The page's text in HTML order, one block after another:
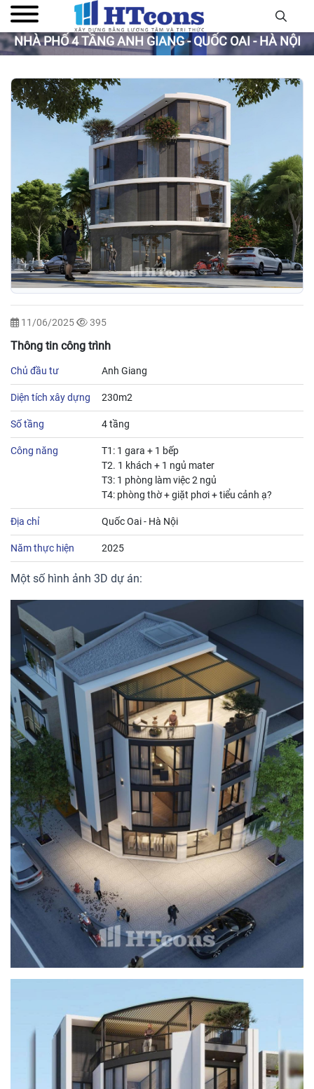
NHÀ PHỐ 4 TẦNG ANH GIANG - QUỐC OAI - HÀ NỘI
11/06/2025 395
Thông tin công trình
Chủ đầu tư Anh Giang
Diện tích xây dựng 230m2
Số tầng 4 tầng
Công năng
T1: 1 gara + 1 bếp
T2. 1 khách + 1 ngủ mater
T3: 1 phòng làm việc 2 ngủ
T4: phòng thờ + giặt phơi + tiểu cảnh ạ?
Địa chỉ Quốc Oai - Hà Nội
Năm thực hiện 2025
Một số hình ảnh 3D dự án: